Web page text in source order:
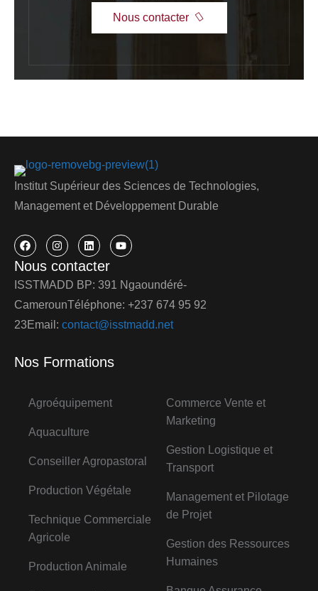
Nous contacter
Institut Supérieur des Sciences de Technologies,
Management et Développement Durable
Nous contacter
ISSTMADD BP: 391 Ngaoundéré-
CamerounTéléphone: +237 674 95 92
23Email: contact@isstmadd.net
Nos Formations
Agroéquipement
Aquaculture
Conseiller Agropastoral
Production Végétale
Technique Commerciale
Agricole
Production Animale
Commerce Vente et
Marketing
Gestion Logistique et
Transport
Management et Pilotage
de Projet
Gestion des Ressources
Humaines